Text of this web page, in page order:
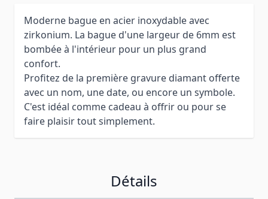
Moderne bague en acier inoxydable avec
zirkonium. La bague d'une largeur de 6mm est
bombée à l'intérieur pour un plus grand
confort.
Profitez de la première gravure diamant offerte
avec un nom, une date, ou encore un symbole.
C'est idéal comme cadeau à offrir ou pour se
faire plaisir tout simplement.
Détails